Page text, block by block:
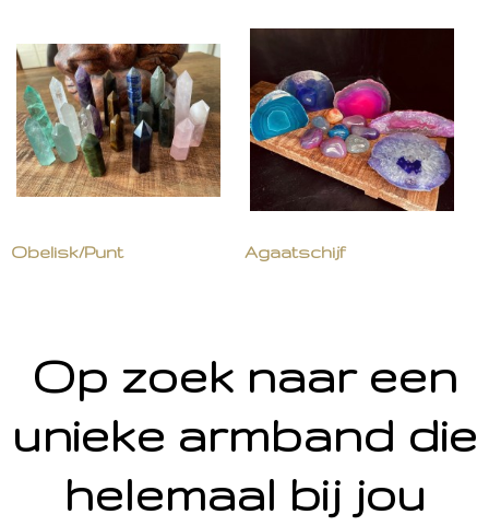
Obelisk/Punt Agaatschijf
Op zoek naar een
unieke armband die
helemaal bij jou